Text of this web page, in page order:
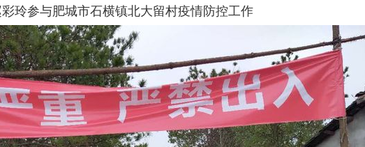
彩玲参与肥城市石横镇北大留村疫情防控工作